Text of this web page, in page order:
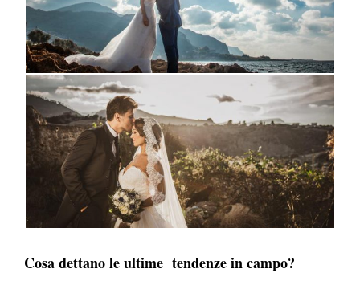
Cosa dettano le ultime tendenze in campo?